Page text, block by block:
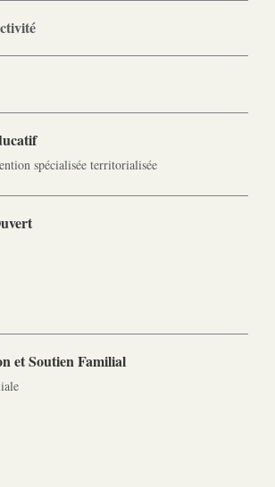
spécialisée territorialisée
et Soutien Familial